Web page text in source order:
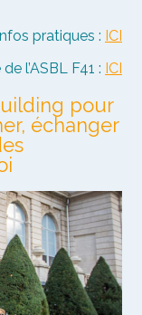
pratiques : ICI
l’ASBL F41 : ICI
pour
échanger